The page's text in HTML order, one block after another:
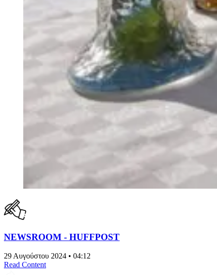
NEWSROOM - HUFFPOST
29 Αυγούστου 2024 • 04:12
Read Content